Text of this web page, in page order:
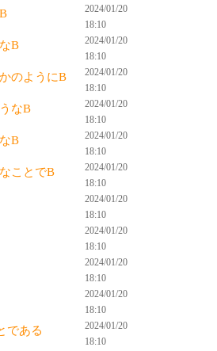
2024/01/20
18:10
B
2024/01/20
18:10
のようにB
2024/01/20
18:10
なB
2024/01/20
18:10
B
2024/01/20
18:10
ことでB
2024/01/20
18:10
2024/01/20
18:10
2024/01/20
18:10
2024/01/20
18:10
2024/01/20
18:10
である
2024/01/20
18:10